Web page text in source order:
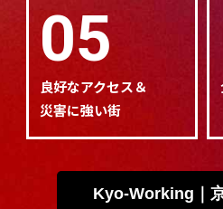
05
良好なアクセス＆
災害に強い街
Kyo-Working｜